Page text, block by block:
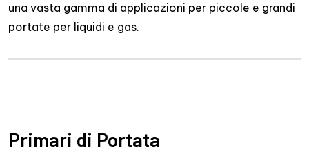
una vasta gamma di applicazioni per piccole e grandi
portate per liquidi e gas.
Primari di Portata